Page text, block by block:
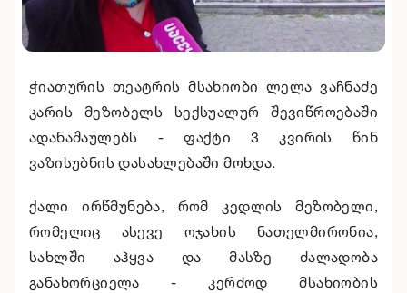
ჭიათურის თეატრის მსახიობი ლელა ვაჩნაძე
კარის მეზობელს სექსუალურ შევიწროებაში
ადანაშაულებს - ფაქტი 3 კვირის წინ
ვაზისუბნის დასახლებაში მოხდა.
ქალი ირწმუნება, რომ კედლის მეზობელი,
რომელიც ასევე ოჯახის ნათელმირონია,
სახლში აჰყვა და მასზე ძალადობა
განახორციელა - კერძოდ მსახიობის